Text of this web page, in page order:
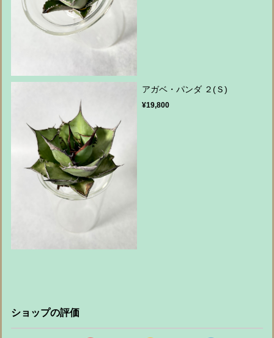
アガベ・パンダ ２(Ｓ)
¥19,800
ショップの評価